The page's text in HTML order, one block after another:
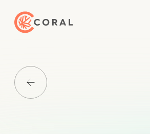
トップページへ戻る
Media一覧に戻る